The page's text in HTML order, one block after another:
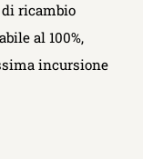
ricambio
al 100%,
incursione